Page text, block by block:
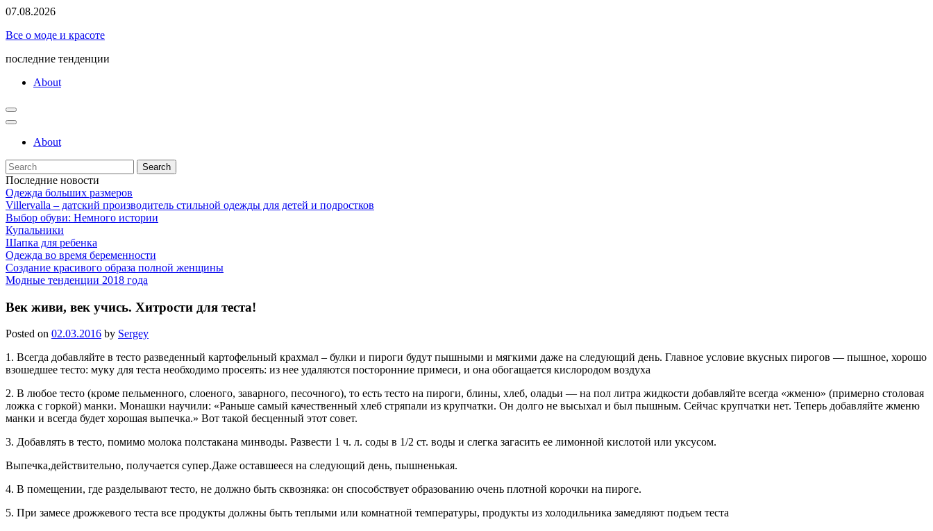
Skip
content
07.08.2026
Все о моде и красоте
последние тенденции
About
About
Search
for:
Последние новости
Одежда больших размеров
Villervalla – датский производитель стильной одежды для детей и подростков
Выбор обуви: Немного истории
Купальники
Шапка для ребенка
Одежда во время беременности
Создание красивого образа полной женщины
Модные тенденции 2018 года
Век живи, век учись. Хитрости для теста!
Posted on 02.03.2016 by Sergey
1. Всегда добавляйте в тесто разведенный картофельный крахмал – булки и пироги будут пышными и мягкими даже на следующий день. Главное условие вкусных пирогов — пышное, хорошо
взошедшее тесто: муку для теста необходимо просеять: из нее удаляются посторонние примеси, и она обогащается кислородом воздуха
2. В любое тесто (кроме пельменного, слоеного, заварного, песочного), то есть тесто на пироги, блины, хлеб, оладьи — на пол литра жидкости добавляйте всегда «жменю» (примерно столовая
ложка с горкой) манки. Монашки научили: «Раньше самый качественный хлеб стряпали из крупчатки. Он долго не высыхал и был пышным. Сейчас крупчатки нет. Теперь добавляйте жменю
манки и всегда будет хорошая выпечка.» Вот такой бесценный этот совет.
3. Добавлять в тесто, помимо молока полстакана минводы. Развести 1 ч. л. соды в 1/2 ст. воды и слегка загасить ее лимонной кислотой или уксусом.
Выпечка,действительно, получается супер.Даже оставшееся на следующий день, пышненькая.
4. В помещении, где разделывают тесто, не должно быть сквозняка: он способствует образованию очень плотной корочки на пироге.
5. При замесе дрожжевого теста все продукты должны быть теплыми или комнатной температуры, продукты из холодильника замедляют подъем теста